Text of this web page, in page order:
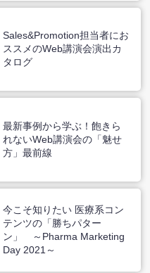
Sales&Promotion担当者にお
ススメのWeb講演会演出カ
タログ
最新事例から学ぶ！飽きら
れないWeb講演会の「魅せ
方」最前線
今こそ知りたい 医療系コン
テンツの「勝ちパター
ン」 ～Pharma Marketing
Day 2021～